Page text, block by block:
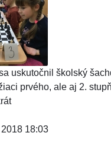
uskutočnil školský
prvého, ale aj 2.
18:03